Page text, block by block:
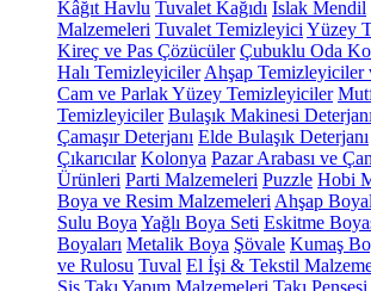
Kâğıt Havlu Tuvalet Kağıdı Islak Mendil
Malzemeleri Tuvalet Temizleyici Yüzey
Kireç ve Pas Çözücüler Çubuklu Oda
Halı Temizleyiciler Ahşap Temizleyiciler
Cam ve Parlak Yüzey Temizleyiciler
Temizleyiciler Bulaşık Makinesi Deterjanı
Çamaşır Deterjanı Elde Bulaşık Deterjanı
Çıkarıcılar Kolonya Pazar Arabası ve
Ürünleri Parti Malzemeleri Puzzle Hobi
Boya ve Resim Malzemeleri Ahşap
Sulu Boya Yağlı Boya Seti Eskitme
Boyaları Metalik Boya Şövale Kumaş
ve Rulosu Tuval El İşi & Tekstil
Şiş Takı Yapım Malzemeleri Takı Pensesi